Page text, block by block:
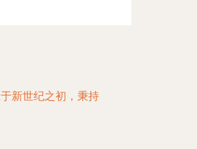
新世纪之初，秉持